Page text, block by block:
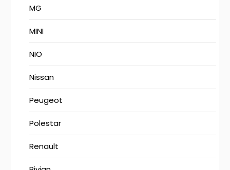
MG
MINI
NIO
Nissan
Peugeot
Polestar
Renault